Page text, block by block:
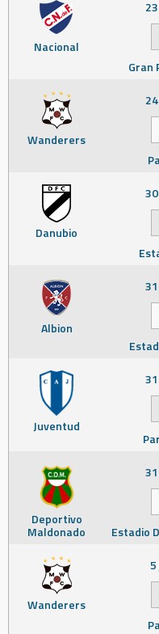
Nacional
Gran
Wanderers
Danubio
Albion
Juventud
Deportivo
Maldonado
Estadio
Wanderers